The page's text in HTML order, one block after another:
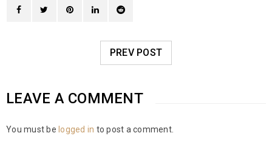
PREV POST
LEAVE A COMMENT
You must be logged in to post a comment.